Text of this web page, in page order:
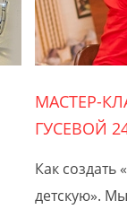
МАСТЕР-
ГУСЕВОЙ
Как создать
детскую».